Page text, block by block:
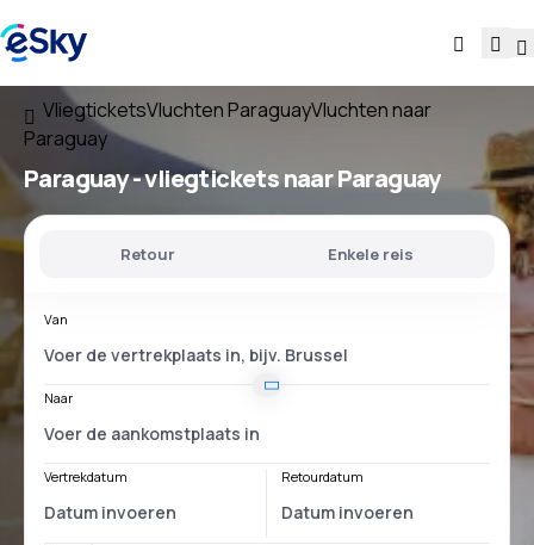
VliegticketsVluchten ParaguayVluchten naar
Paraguay
Paraguay - vliegtickets naar Paraguay
Retour Enkele reis
Van
Naar
Vertrekdatum Retourdatum